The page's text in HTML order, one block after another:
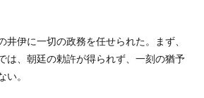
井伊に一切の政務を任せられた。まず、
は、朝廷の勅許が得られず、一刻の猶予
い。